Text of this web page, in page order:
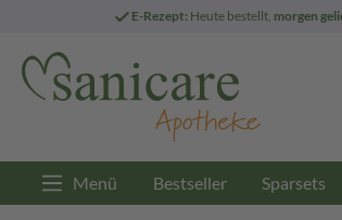
E-Rezept: Heute bestellt, morgen
Menü Bestseller Sparsets